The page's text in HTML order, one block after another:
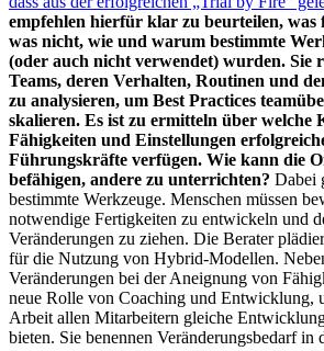
empfehlen hierfür klar zu beurteilen,
was nicht, wie und warum bestimmte
(oder auch nicht verwendet) wurden. Sie
Teams, deren Verhalten, Routinen und
zu analysieren, um Best Practices
skalieren. Es ist zu ermitteln über welche
Fähigkeiten und Einstellungen
Führungskräfte verfügen. Wie kann die
befähigen, andere zu unterrichten? Dabei
bestimmte Werkzeuge. Menschen müssen
notwendige Fertigkeiten zu entwickeln und
Veränderungen zu ziehen. Die Berater
für die Nutzung von Hybrid-Modellen.
Veränderungen bei der Aneignung von
neue Rolle von Coaching und Entwicklung,
Arbeit allen Mitarbeitern gleiche
bieten. Sie benennen Veränderungsbedarf in